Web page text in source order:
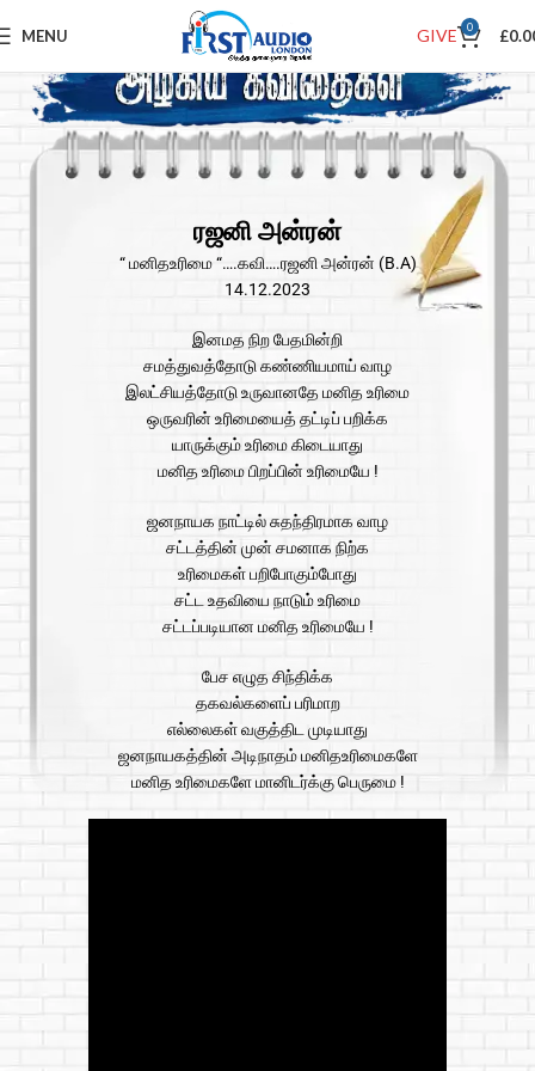
MENU GIVE 0 £
ரஜனி அன்ரன்
“ மனிதஉரிமை “….கவி….ரஜனி அன்ரன் (B.A)
14.12.2023
இனமத நிற பேதமின்றி
சமத்துவத்தோடு கண்ணியமாய் வாழ
இலட்சியத்தோடு உருவானதே மனித உரிமை
ஒருவரின் உரிமையைத் தட்டிப் பறிக்க
யாருக்கும் உரிமை கிடையாது
மனித உரிமை பிறப்பின் உரிமையே !
ஜனநாயக நாட்டில் சுதந்திரமாக வாழ
சட்டத்தின் முன் சமனாக நிற்க
உரிமைகள் பறிபோகும்போது
சட்ட உதவியை நாடும் உரிமை
சட்டப்படியான மனித உரிமையே !
பேச எழுத சிந்திக்க
தகவல்களைப் பரிமாற
எல்லைகள் வகுத்திட முடியாது
ஜனநாயகத்தின் அடிநாதம் மனிதஉரிமைகளே
மனித உரிமைகளே மானிடர்க்கு பெருமை !